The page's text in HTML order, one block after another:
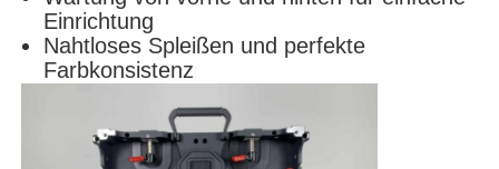
Einrichtung
Nahtloses Spleißen und perfekte
Farbkonsistenz